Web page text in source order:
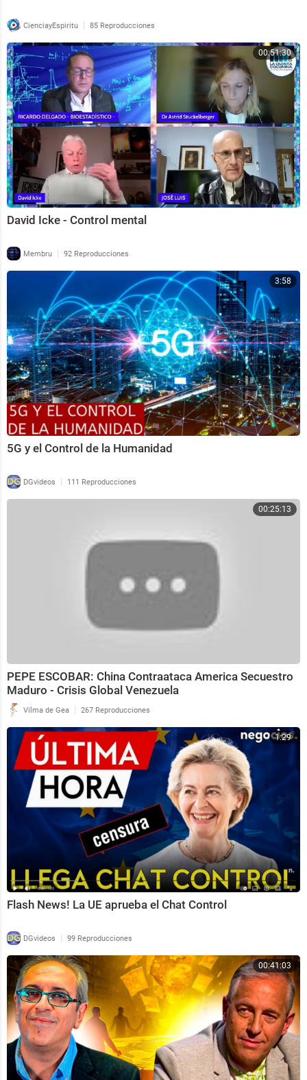
CienciayEspiritu | 85 Reproducciones
00:51:30
David Icke - Control mental
Membru | 92 Reproducciones
3:58
5G y el Control de la Humanidad
DGvideos | 111 Reproducciones
00:25:13
PEPE ESCOBAR: China Contraataca America Secuestro
Maduro - Crisis Global Venezuela
Vilma de Gea | 267 Reproducciones
1:29
Flash News! La UE aprueba el Chat Control
DGvideos | 99 Reproducciones
00:41:03